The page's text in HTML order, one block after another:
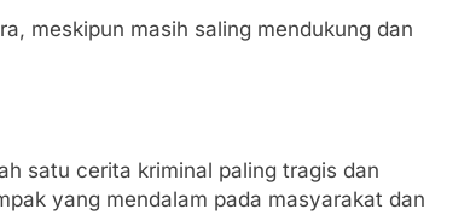
meskipun masih saling mendukung dan
satu cerita kriminal paling tragis dan
yang mendalam pada masyarakat dan